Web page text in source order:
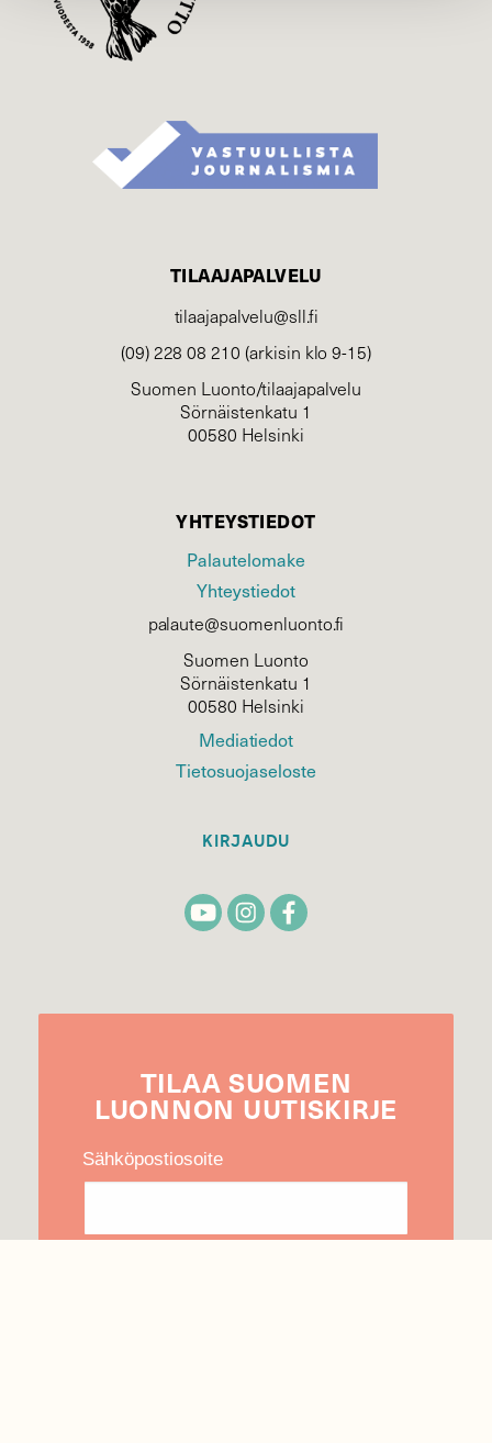
TILAAJAPALVELU
tilaajapalvelu@sll.fi
(09) 228 08 210 (arkisin klo 9-15)
Suomen Luonto/tilaajapalvelu
Sörnäistenkatu 1
00580 Helsinki
YHTEYSTIEDOT
Palautelomake
Yhteystiedot
palaute@suomenluonto.fi
Suomen Luonto
Sörnäistenkatu 1
00580 Helsinki
Mediatiedot
Tietosuojaseloste
KIRJAUDU
TILAA SUOMEN
LUONNON UUTIS­KIRJE
Sähköpostiosoite